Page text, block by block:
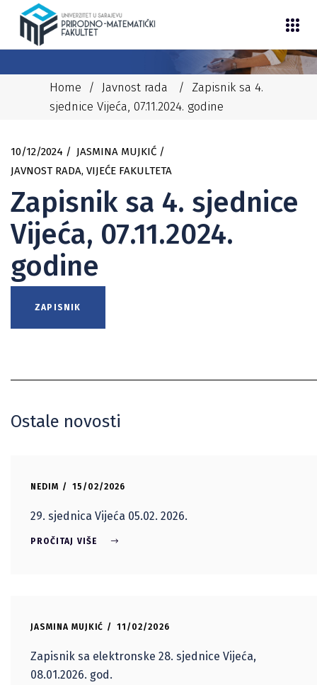
Home / Javnost rada / Zapisnik sa 4.
sjednice Vijeća, 07.11.2024. godine
10/12/2024
JASMINA MUJKIĆ
JAVNOST RADA, VIJEĆE FAKULTETA
Zapisnik sa 4. sjednice
Vijeća, 07.11.2024.
godine
ZAPISNIK
Ostale novosti
NEDIM 15/02/2026
29. sjednica Vijeća 05.02. 2026.
PROČITAJ VIŠE
JASMINA MUJKIĆ 11/02/2026
Zapisnik sa elektronske 28. sjednice Vijeća,
08.01.2026. god.